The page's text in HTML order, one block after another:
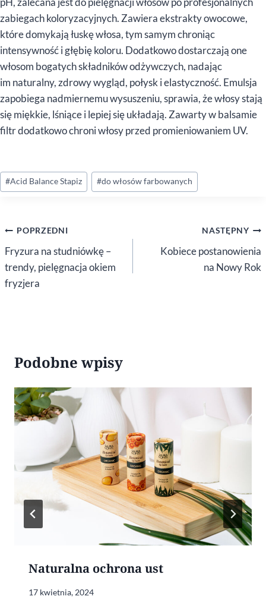
zabiegach koloryzacyjnych. Zawiera ekstrakty owocowe,
które domykają łuskę włosa, tym samym chroniąc
intensywność i głębię koloru. Dodatkowo dostarczają one
włosom bogatych składników odżywczych, nadając
im naturalny, zdrowy wygląd, połysk i elastyczność. Emulsja
zapobiega nadmiernemu wysuszeniu, sprawia, że włosy stają
się miękkie, lśniące i lepiej się układają. Zawarty w balsamie
filtr dodatkowo chroni włosy przed promieniowaniem UV.
Tagi
wpisu:
#Acid Balance Stapiz #do włosów farbowanych
Nawigacja
wpisu
POPRZEDNI
Fryzura na studniówkę –
trendy, pielęgnacja okiem
fryzjera
NASTĘPNY
Kobiece postanowienia
na Nowy Rok
Podobne wpisy
Naturalna ochrona ust
17 kwietnia, 2024